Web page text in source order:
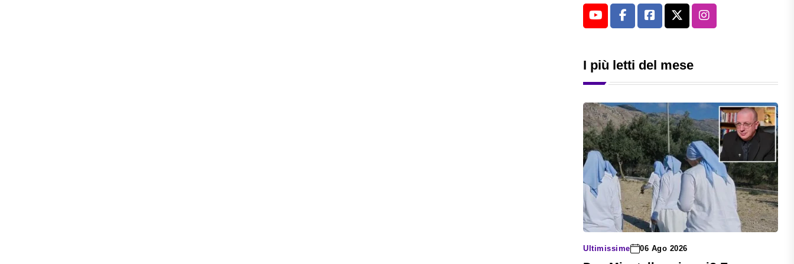
I più letti del mese
Ultimissime 06 Ago 2026